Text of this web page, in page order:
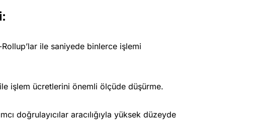
ile saniyede binlerce işlemi
işlem ücretlerini önemli ölçüde düşürme.
doğrulayıcılar aracılığıyla yüksek düzeyde